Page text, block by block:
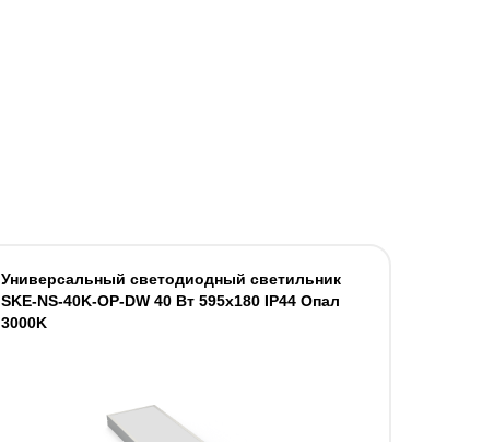
Универсальный светодиодный светильник
SKE-NS-40K-OP-DW 40 Вт 595x180 IP44 Опал
3000K